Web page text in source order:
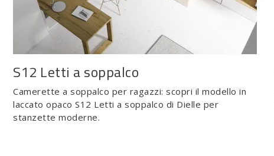
S12 Letti a soppalco
Camerette a soppalco per ragazzi: scopri il modello in
laccato opaco S12 Letti a soppalco di Dielle per
stanzette moderne.